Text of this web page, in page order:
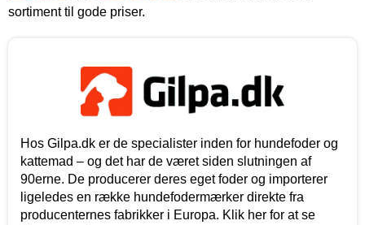
sortiment til gode priser.
Hos Gilpa.dk er de specialister inden for hundefoder og
kattemad – og det har de været siden slutningen af
90erne. De producerer deres eget foder og importerer
ligeledes en række hundefodermærker direkte fra
producenternes fabrikker i Europa. Klik her for at se